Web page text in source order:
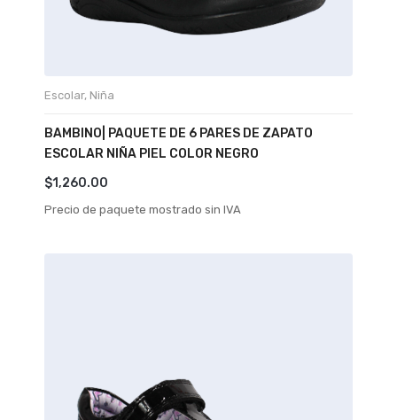
Escolar, Niña
BAMBINO| PAQUETE DE 6 PARES DE ZAPATO
ESCOLAR NIÑA PIEL COLOR NEGRO
$1,260.00
Precio de paquete mostrado sin IVA